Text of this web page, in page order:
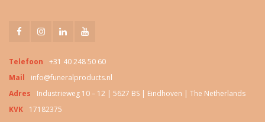
Telefoon
+31 40 248 50 60
Mail
info@funeralproducts.nl
Adres
Industrieweg 10 – 12 | 5627 BS | Eindhoven | The Netherlands
KVK
17182375